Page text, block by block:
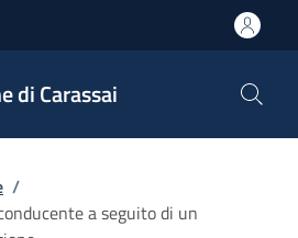
di Carassai
/
a seguito di un